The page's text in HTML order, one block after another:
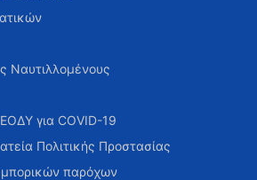
Ναυτιλλομένους
για COVID-19
Πολιτικής Προστασίας
παρόχων